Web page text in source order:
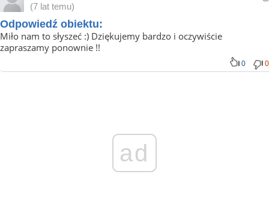
(7 lat temu)
Odpowiedź obiektu:
Miło nam to słyszeć :) Dziękujemy bardzo i oczywiście
zapraszamy ponownie !!
0 0
ad